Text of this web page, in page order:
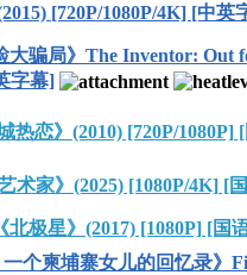
[720P/1080P/4K] [中英
大骗局》The Inventor: Out
字幕]
热恋》(2010) [720P/1080P]
艺术家》(2025) [1080P/4K] [
《北极星》(2017) [1080P] [国
一个柬埔寨女儿的回忆录》